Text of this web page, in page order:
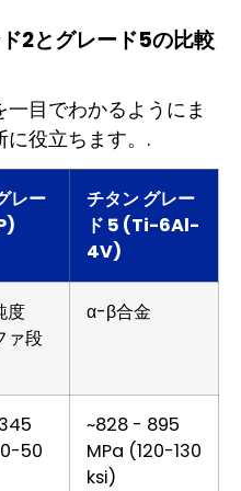
2とグレード5の比較
目でわかるようにま
に役立ちます。.
レー
チタン グレー
ド 5 (Ti-6Al-
4V)
度
ァ段
α-β合金
50
~828 - 895
MPa (120-130
ksi)